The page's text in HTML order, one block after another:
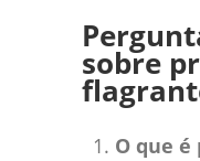
sobre
O que